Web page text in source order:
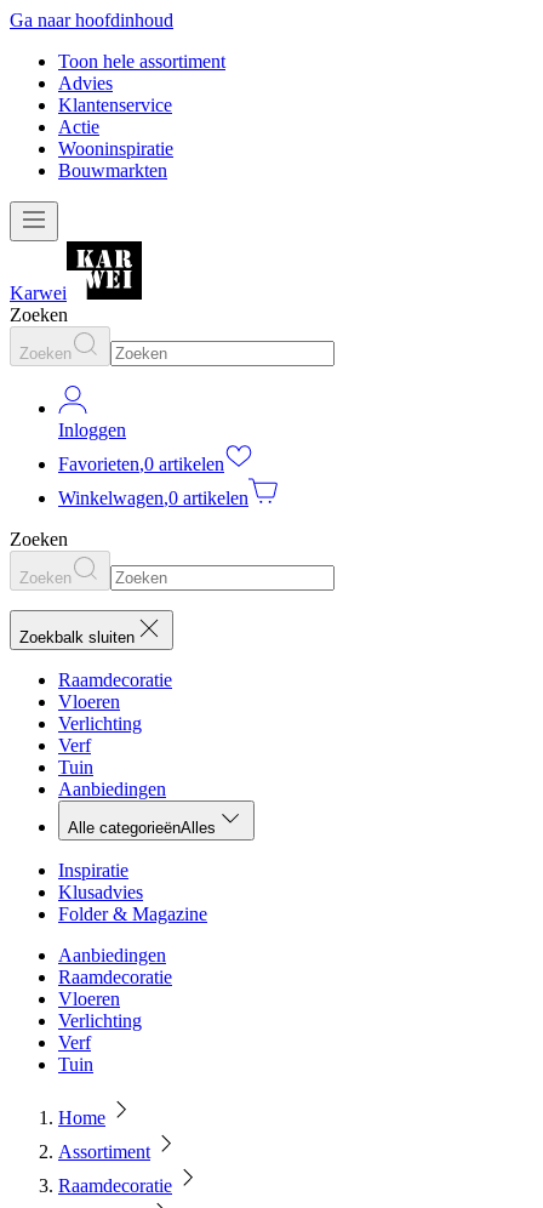
Ga naar hoofdinhoud
Toon hele assortiment
Advies
Klantenservice
Actie
Wooninspiratie
Bouwmarkten
Karwei
Zoeken
Zoeken
Inloggen
Favorieten,0 artikelen
Winkelwagen,0 artikelen
Zoeken
Zoeken
Zoekbalk sluiten
Raamdecoratie
Vloeren
Verlichting
Verf
Tuin
Aanbiedingen
Alle categorieënAlles
Inspiratie
Klusadvies
Folder & Magazine
Aanbiedingen
Raamdecoratie
Vloeren
Verlichting
Verf
Tuin
Home
Assortiment
Raamdecoratie